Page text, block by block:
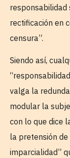
responsabilidad
rectificación en
censura”.
Siendo así,
valga la
modular la
con lo que dice
la pretensión de
imparcialidad”